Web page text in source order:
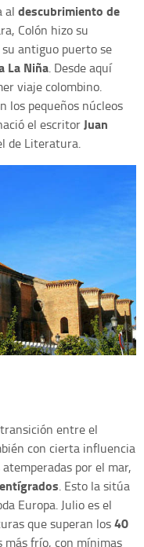
al descubrimiento de
Colón hizo su
antiguo puerto se
La Niña. Desde aquí
viaje colombino.
los pequeños núcleos
el escritorJuan
de Literatura.
entre el
con cierta influencia
por el mar,
. Esto la sitúa
Europa. Julio es el
que superan los40
más frío, con mínimas